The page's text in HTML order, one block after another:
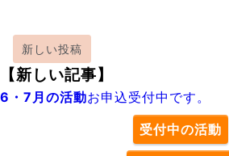
新しい投稿
【新しい記事】
6・7月の活動お申込受付中です。
受付中の活動